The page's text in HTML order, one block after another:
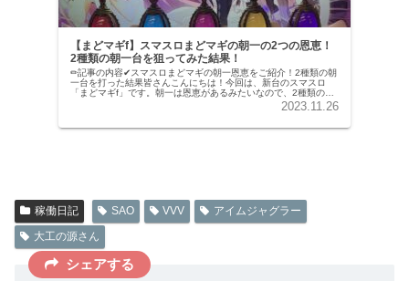
【まどマギf】スマスロまどマギの朝一の2つの恩恵！
2種類の朝一台を狙ってみた結果！
✏︎記事の内容✔︎スマスロまどマギの朝一恩恵をご紹介！2種類の朝
一台を打った結果皆さんこんにちは！今回は、新台のスマスロ
「まどマギf」です。朝一は恩恵があるみたいなので、2種類の朝
一台を打ってみました！こちらもオススメ↓まどマギfの朝一の2...
2023.11.26
稼働日記 SAO VVV
アイムジャグラー
大工の源さん
シェアする